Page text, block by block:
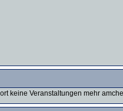
keine Veranstaltungen mehr